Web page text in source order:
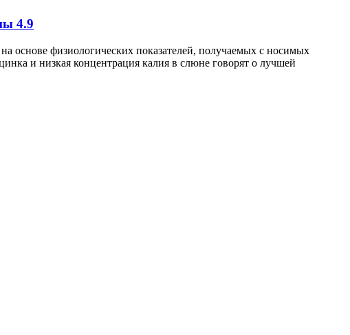
4.9
основе физиологических показателей, получаемых с носимых
и низкая концентрация калия в слюне говорят о лучшей